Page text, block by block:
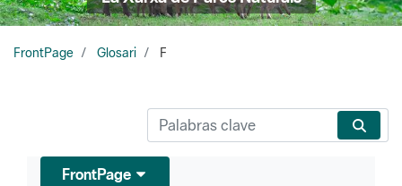
FrontPage Glosari F
FrontPage